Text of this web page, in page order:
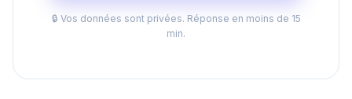
🔒 Vos données sont privées. Réponse en moins de 15
min.